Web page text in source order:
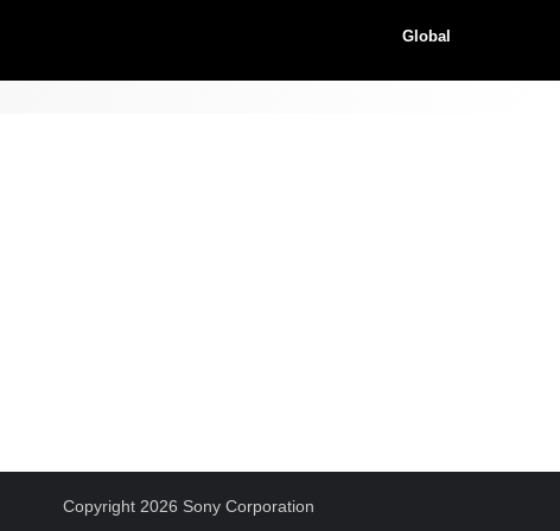
Global
Copyright 2026 Sony Corporation